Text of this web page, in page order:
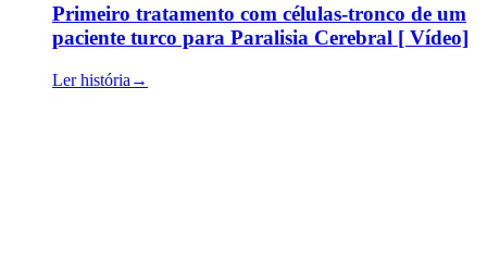
Primeiro tratamento com células-tronco de um
paciente turco para Paralisia Cerebral [ Vídeo]
Ler história →